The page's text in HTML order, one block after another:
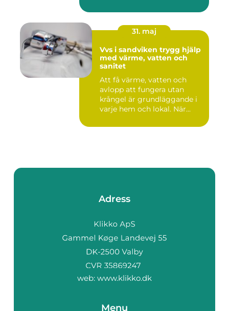
31. maj
Vvs i sandviken trygg hjälp
med värme, vatten och
sanitet
Att få värme, vatten och
avlopp att fungera utan
krångel är grundläggande i
varje hem och lokal. När...
Adress
web: www.klikko.dk
Menu